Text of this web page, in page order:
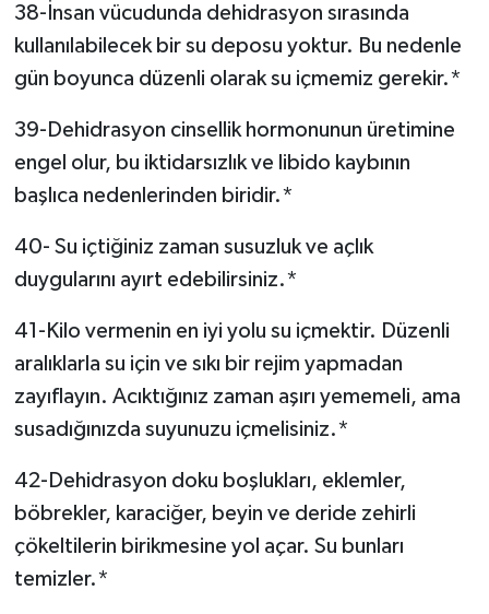
38-İnsan vücudunda dehidrasyon sırasında
kullanılabilecek bir su deposu yoktur. Bu nedenle
gün boyunca düzenli olarak su içmemiz gerekir.*
39-Dehidrasyon cinsellik hormonunun üretimine
engel olur, bu iktidarsızlık ve libido kaybının
başlıca nedenlerinden biridir.*
40- Su içtiğiniz zaman susuzluk ve açlık
duygularını ayırt edebilirsiniz.*
41-Kilo vermenin en iyi yolu su içmektir. Düzenli
aralıklarla su için ve sıkı bir rejim yapmadan
zayıflayın. Acıktığınız zaman aşırı yememeli, ama
susadığınızda suyunuzu içmelisiniz.*
42-Dehidrasyon doku boşlukları, eklemler,
böbrekler, karaciğer, beyin ve deride zehirli
çökeltilerin birikmesine yol açar. Su bunları
temizler.*